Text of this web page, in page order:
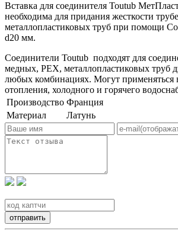
Вставка для соединителя Toutub
необходима для придания жесткости
металлопластиковых труб при помощи
d20 мм.
Соединители Toutub подходят для
медных, PEX, металлопластиковых труб
любых комбинациях. Могут применяться
отопления, холодного и горячего
Производство Франция
Материал
Латунь